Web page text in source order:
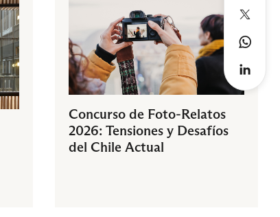
Concurso de Foto-Relatos
2026: Tensiones y Desafíos
del Chile Actual